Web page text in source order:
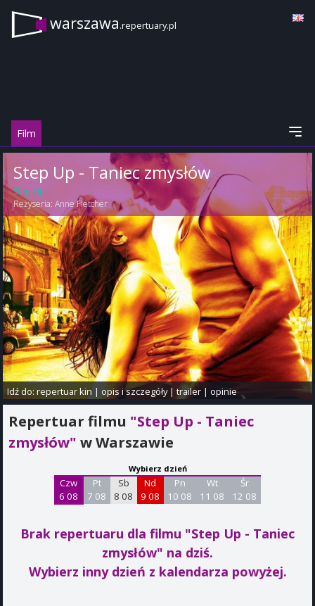
warszawa.repertuary.pl
Film
Step Up - Taniec zmysłów
Step Up
Reżyseria: Anne Fletcher
Idź do:repertuar kin| opis i szczegóły|trailer |opinie
Repertuar filmu "Step Up - Taniec
zmysłów" w Warszawie
Wybierz dzień
Czw
6 08
Pt
7 08
Sb
8 08
Nd
9 08
Pn
10 08
Wt
11 08
Śr
12 08
Brak repertuaru dla filmu "Step Up - Taniec
zmysłów" na dziś.
Wybierz inny dzień z kalendarza powyżej.